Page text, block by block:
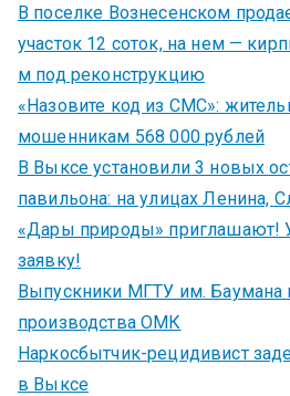
В поселке Вознесенском
участок 12 соток, на нем —
м под реконструкцию
«Назовите код из СМС»:
мошенникам 568 000 рублей
В Выксе установили 3 новых
павильона: на улицах Ленина,
«Дары природы» приглашают!
заявку!
Выпускники МГТУ им. Баумана
производства ОМК
Наркосбытчик-рецидивист
в Выксе